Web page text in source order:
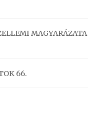
MAGYARÁZATA
66.